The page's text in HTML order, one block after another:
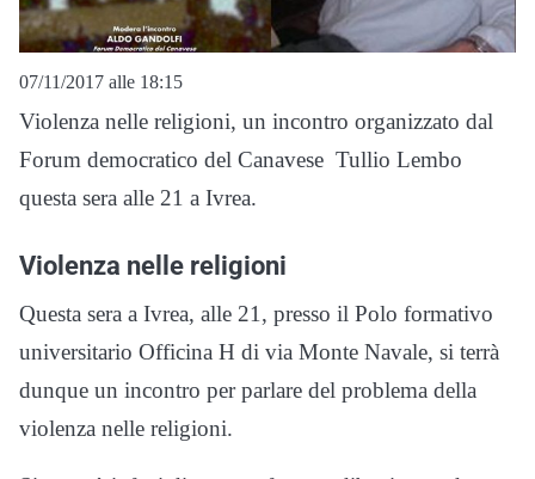
07/11/2017 alle 18:15
Violenza nelle religioni, un incontro organizzato dal
Forum democratico del Canavese Tullio Lembo
questa sera alle 21 a Ivrea.
Violenza nelle religioni
Questa sera a Ivrea, alle 21, presso il Polo formativo
universitario Officina H di via Monte Navale, si terrà
dunque un incontro per parlare del problema della
violenza nelle religioni.